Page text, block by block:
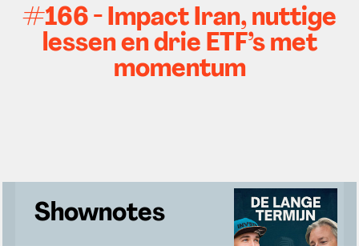
#166 - Impact Iran, nuttige
lessen en drie ETF’s met
momentum
Shownotes